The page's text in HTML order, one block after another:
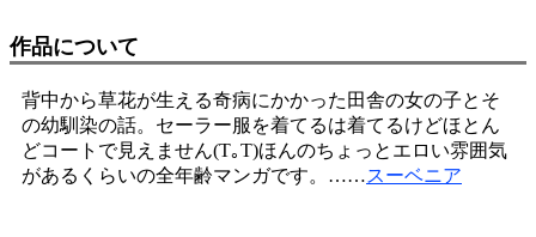
作品について
背中から草花が生える奇病にかかった田舎の女の子とそ
の幼馴染の話。セーラー服を着てるは着てるけどほとん
どコートで見えません(T｡T)ほんのちょっとエロい雰囲気
があるくらいの全年齢マンガです。……スーベニア